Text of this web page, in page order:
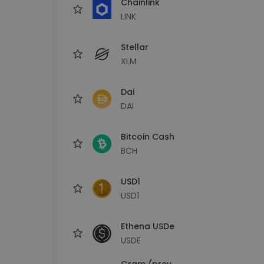
LINK
Stellar
XLM
Dai
DAI
Bitcoin Cash
BCH
USD1
USD1
Ethena USDe
USDE